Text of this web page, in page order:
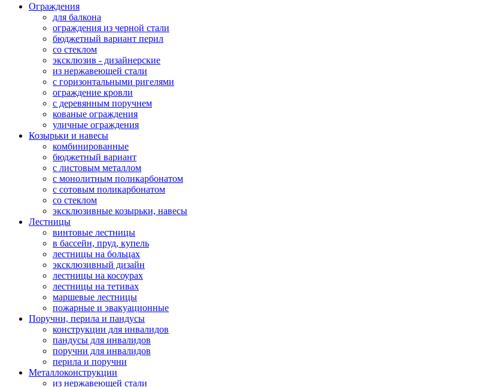
Ограждения
для балкона
ограждения из черной стали
бюджетный вариант перил
со стеклом
эксклюзив - дизайнерские
из нержавеющей стали
с горизонтальными ригелями
ограждение кровли
с деревянным поручнем
кованые ограждения
уличные ограждения
Козырьки и навесы
комбинированные
бюджетный вариант
с листовым металлом
с монолитным поликарбонатом
с сотовым поликарбонатом
со стеклом
эксклюзивные козырьки, навесы
Лестницы
винтовые лестницы
в бассейн, пруд, купель
лестницы на больцах
эксклюзивный дизайн
лестницы на косоурах
лестницы на тетивах
маршевые лестницы
пожарные и эвакуационные
Поручни, перила и пандусы
конструкции для инвалидов
пандусы для инвалидов
поручни для инвалидов
перила и поручни
Металлоконструкции
из нержавеющей стали